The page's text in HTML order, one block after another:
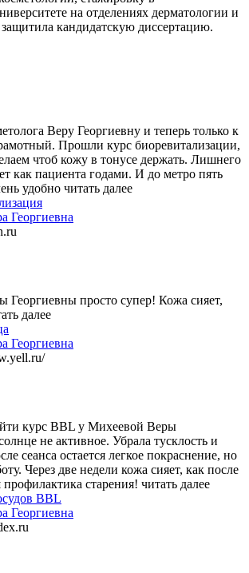
на отделениях дерматологии и
кандидатскую диссертацию.
Веру Георгиевну и теперь только к
Прошли курс биоревитализации,
чтоб кожу в тонусе держать. Лишнего
как пациента годами. И до метро пять
удобно читать далее
Георгиевна
Георгиевны просто супер! Кожа сияет,
далее
Георгиевна
курс BBL у Михеевой Веры
не активное. Убрала тусклость и
сеанса остается легкое покраснение, но
Через две недели кожа сияет, как после
старения! читать далее
BBL
Георгиевна